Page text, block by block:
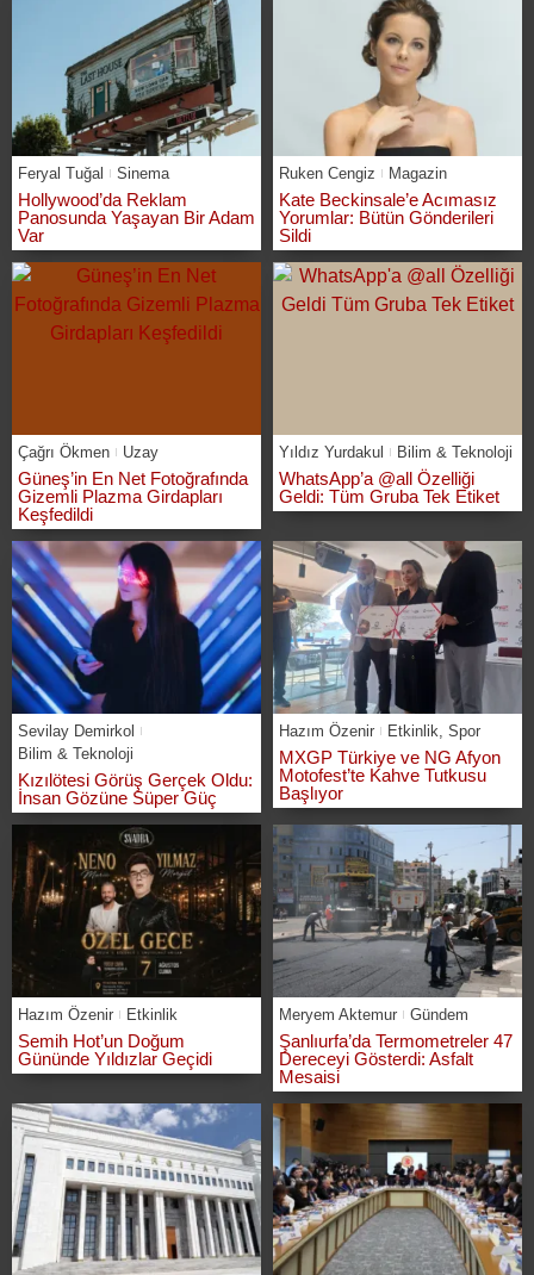
Feryal Tuğal Sinema
Hollywood’da Reklam
Panosunda Yaşayan Bir Adam
Var
Ruken Cengiz Magazin
Kate Beckinsale’e Acımasız
Yorumlar: Bütün Gönderileri
Sildi
Çağrı Ökmen Uzay
Güneş’in En Net Fotoğrafında
Gizemli Plazma Girdapları
Keşfedildi
Yıldız Yurdakul Bilim & Teknoloji
WhatsApp’a @all Özelliği
Geldi: Tüm Gruba Tek Etiket
Sevilay Demirkol
Bilim & Teknoloji
Kızılötesi Görüş Gerçek Oldu:
İnsan Gözüne Süper Güç
Hazım Özenir Etkinlik Spor
MXGP Türkiye ve NG Afyon
Motofest’te Kahve Tutkusu
Başlıyor
Hazım Özenir Etkinlik
Semih Hot’un Doğum
Gününde Yıldızlar Geçidi
Meryem Aktemur Gündem
Şanlıurfa’da Termometreler 47
Dereceyi Gösterdi: Asfalt
Mesaisi